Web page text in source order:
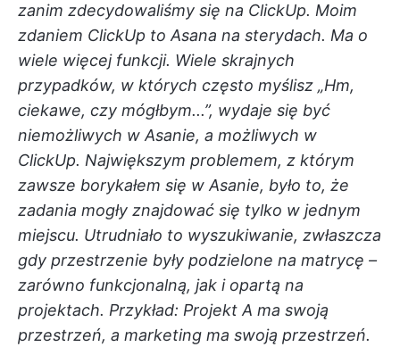
zanim zdecydowaliśmy się na ClickUp. Moim
zdaniem ClickUp to Asana na sterydach. Ma o
wiele więcej funkcji. Wiele skrajnych
przypadków, w których często myślisz „Hm,
ciekawe, czy mógłbym...”, wydaje się być
niemożliwych w Asanie, a możliwych w
ClickUp. Największym problemem, z którym
zawsze borykałem się w Asanie, było to, że
zadania mogły znajdować się tylko w jednym
miejscu. Utrudniało to wyszukiwanie, zwłaszcza
gdy przestrzenie były podzielone na matrycę –
zarówno funkcjonalną, jak i opartą na
projektach. Przykład: Projekt A ma swoją
przestrzeń, a marketing ma swoją przestrzeń.